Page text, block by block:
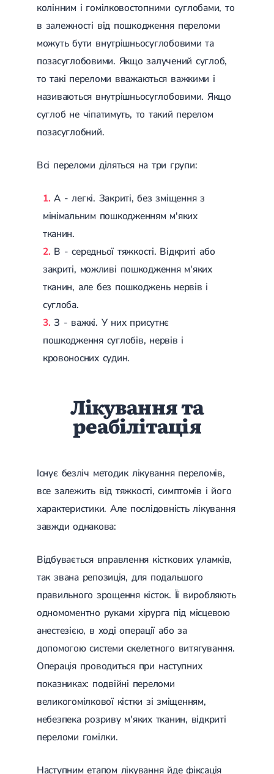
колінним і гомілковостопними суглобами, то
в залежності від пошкодження переломи
можуть бути внутрішньосуглобовими та
позасуглобовими. Якщо залучений суглоб,
то такі переломи вважаються важкими і
називаються внутрішньосуглобовими. Якщо
суглоб не чіпатимуть, то такий перелом
позасуглобний.
Всі переломи діляться на три групи:
А - легкі. Закриті, без зміщення з
мінімальним пошкодженням м'яких
тканин.
В - середньої тяжкості. Відкриті або
закриті, можливі пошкодження м'яких
тканин, але без пошкоджень нервів і
суглоба.
З - важкі. У них присутнє
пошкодження суглобів, нервів і
кровоносних судин.
Лікування та
реабілітація
Існує безліч методик лікування переломів,
все залежить від тяжкості, симптомів і його
характеристики. Але послідовність лікування
завжди однакова:
Відбувається вправлення кісткових уламків,
так звана репозиція, для подальшого
правильного зрощення кісток. Її виробляють
одномоментно руками хірурга під місцевою
анестезією, в ході операції або за
допомогою системи скелетного витягування.
Операція проводиться при наступних
показниках: подвійні переломи
великогомілкової кістки зі зміщенням,
небезпека розриву м'яких тканин, відкриті
переломи гомілки.
Наступним етапом лікування йде фіксація